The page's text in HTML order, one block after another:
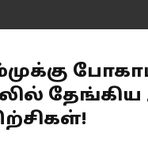
தேங்கிய